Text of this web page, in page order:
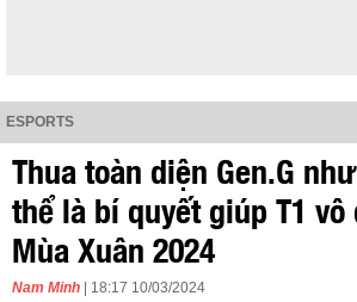
ESPORTS
Thua toàn diện Gen.G
thể là bí quyết giúp T1 vô
Mùa Xuân 2024
Nam Minh | 18:17 10/03/2024